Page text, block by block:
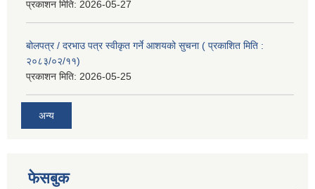
प्रकाशन मिति: 2026-05-27
बोलपत्र / दरभाउ पत्र स्वीकृत गर्ने आशयको सुचना ( प्रकाशित मिति :
२०८३/०२/११)
प्रकाशन मिति: 2026-05-25
अन्य
फेसबुक